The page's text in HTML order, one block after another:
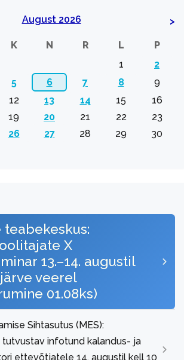
August 2026 >
K N R L
P
1
2
5 6 7 8
9
12 13 14 15
16
19 20 21 22
23
26 27 28 29
30
teabekeskus:
X
13.–14. augustil
veerel
01.08ks)
Sihtasutus (MES):
tutvustav infotund kalandus- ja
ettevõtjatele 14. augustil kell 10